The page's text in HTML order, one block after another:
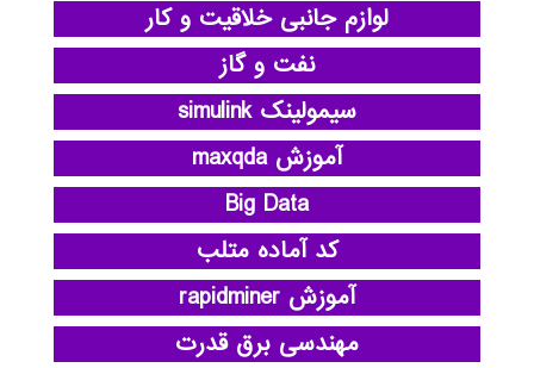
لوازم جانبی خلاقیت و کار
نفت و گاز
سیمولینک simulink
آموزش maxqda
Big Data
کد آماده متلب
آموزش rapidminer
مهندسی برق قدرت